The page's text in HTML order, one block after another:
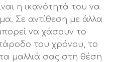
η ικανότητά του να
Σε αντίθεση με άλλα
να χάσουν το
του χρόνου, το
μαλλιά σας στη θέση